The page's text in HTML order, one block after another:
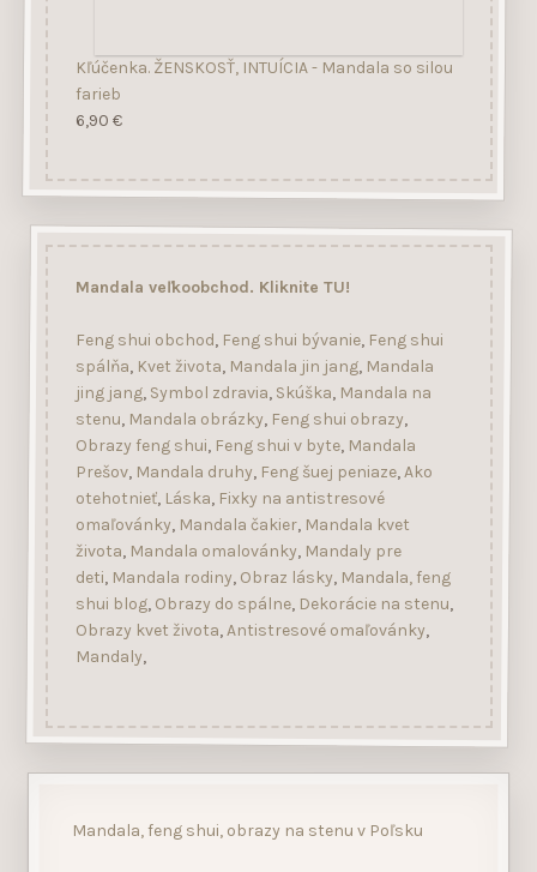
Kľúčenka. ŽENSKOSŤ, INTUÍCIA - Mandala so silou
farieb
6,90 €
Mandala veľkoobchod. Kliknite TU!
Feng shui obchod, Feng shui bývanie, Feng shui
spálňa, Kvet života, Mandala jin jang, Mandala
jing jang, Symbol zdravia, Skúška, Mandala na
stenu, Mandala obrázky, Feng shui obrazy,
Obrazy feng shui, Feng shui v byte, Mandala
Prešov, Mandala druhy, Feng šuej peniaze,Ako
otehotnieť, Láska, Fixky na antistresové
omaľovánky, Mandala čakier, Mandala kvet
života, Mandala omalovánky, Mandaly pre
deti, Mandala rodiny, Obraz lásky, Mandala, feng
shui blog, Obrazy do spálne, Dekorácie na stenu,
Obrazy kvet života,Antistresové omaľovánky,
Mandaly,
Mandala, feng shui, obrazy na stenu v Poľsku